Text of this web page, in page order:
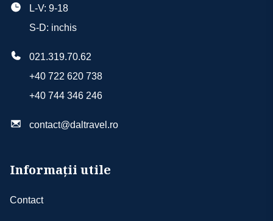
L-V: 9-18
S-D: inchis
021.319.70.62
+40 722 620 738
+40 744 346 246
contact@daltravel.ro
Informații utile
Contact